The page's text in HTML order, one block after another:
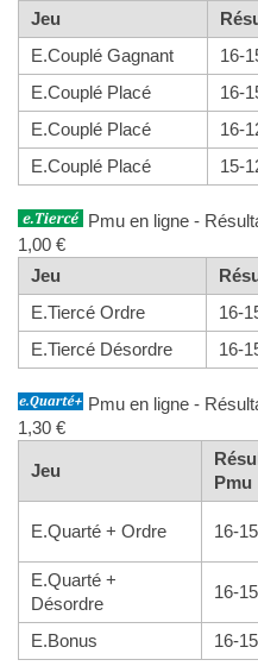
Jeu
E.Couplé Gagnant
16-
E.Couplé Placé
16-
E.Couplé Placé
16-
E.Couplé Placé
15-
Pmu en ligne -
1,00 €
Jeu
E.Tiercé Ordre
16-
E.Tiercé Désordre
16-
Pmu en ligne -
1,30 €
Jeu
Pmu
E.Quarté + Ordre 16-
E.Quarté +
Désordre
16-
E.Bonus 16-